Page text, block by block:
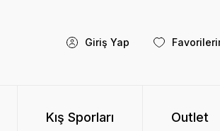
Giriş Yap
Kış Sporları Outlet